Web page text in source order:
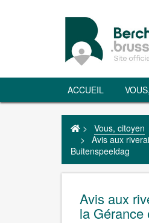
ACCUEIL
> Vous, citoyen
> Avis aux
Buitenspeeldag
Avis aux
la Gérance